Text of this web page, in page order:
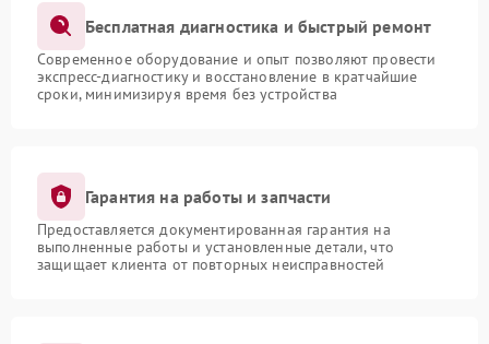
Бесплатная диагностика и быстрый ремонт
Современное оборудование и опыт позволяют провести
экспресс-диагностику и восстановление в кратчайшие
сроки, минимизируя время без устройства
Гарантия на работы и запчасти
Предоставляется документированная гарантия на
выполненные работы и установленные детали, что
защищает клиента от повторных неисправностей